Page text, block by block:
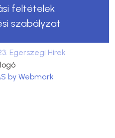
feltételek
szabályzat
Egerszegi Hírek
by Webmark